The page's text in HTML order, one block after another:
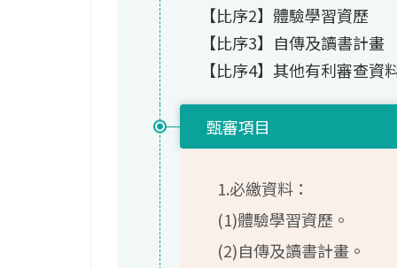
【比序2】體驗學習資歷
【比序3】自傳及讀書計畫
【比序4】其他有利審查資
甄審項目
1.必繳資料：
(1)體驗學習資歷。
(2)自傳及讀書計畫。